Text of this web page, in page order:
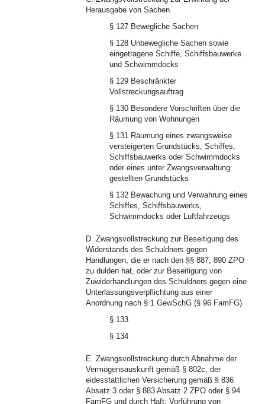
Herausgabe von Sachen
§ 127 Bewegliche Sachen
§ 128 Unbewegliche Sachen sowie
eingetragene Schiffe, Schiffsbauwerke
und Schwimmdocks
§ 129 Beschränkter
Vollstreckungsauftrag
§ 130 Besondere Vorschriften über die
Räumung von Wohnungen
§ 131 Räumung eines zwangsweise
versteigerten Grundstücks, Schiffes,
Schiffsbauwerks oder Schwimmdocks
oder eines unter Zwangsverwaltung
gestellten Grundstücks
§ 132 Bewachung und Verwahrung eines
Schiffes, Schiffsbauwerks,
Schwimmdocks oder Luftfahrzeugs
D. Zwangsvollstreckung zur Beseitigung des
Widerstands des Schuldners gegen
Handlungen, die er nach den §§ 887, 890 ZPO
zu dulden hat, oder zur Beseitigung von
Zuwiderhandlungen des Schuldners gegen eine
Unterlassungsverpflichtung aus einer
Anordnung nach § 1 GewSchG (§ 96 FamFG)
§ 133
§ 134
E. Zwangsvollstreckung durch Abnahme der
Vermögensauskunft gemäß § 802c, der
eidesstattlichen Versicherung gemäß § 836
Absatz 3 oder § 883 Absatz 2 ZPO oder § 94
FamFG und durch Haft; Vorführung von